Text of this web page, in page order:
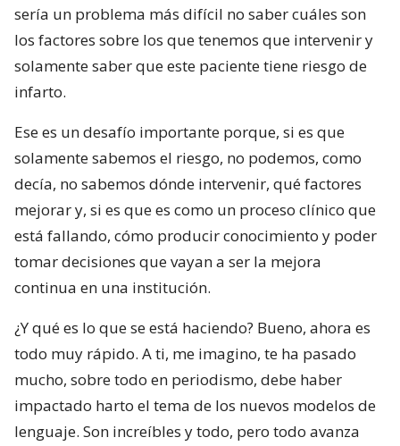
sería un problema más difícil no saber cuáles son
los factores sobre los que tenemos que intervenir y
solamente saber que este paciente tiene riesgo de
infarto.
Ese es un desafío importante porque, si es que
solamente sabemos el riesgo, no podemos, como
decía, no sabemos dónde intervenir, qué factores
mejorar y, si es que es como un proceso clínico que
está fallando, cómo producir conocimiento y poder
tomar decisiones que vayan a ser la mejora
continua en una institución.
¿Y qué es lo que se está haciendo? Bueno, ahora es
todo muy rápido. A ti, me imagino, te ha pasado
mucho, sobre todo en periodismo, debe haber
impactado harto el tema de los nuevos modelos de
lenguaje. Son increíbles y todo, pero todo avanza